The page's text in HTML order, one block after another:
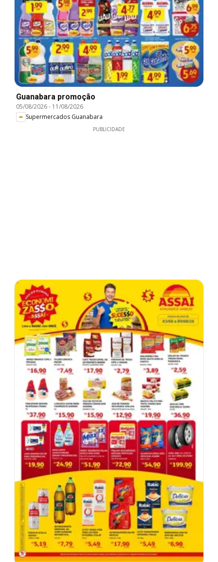
Guanabara promoção
05/08/2026- 11/08/2026
Supermercados Guanabara
PUBLICIDADE